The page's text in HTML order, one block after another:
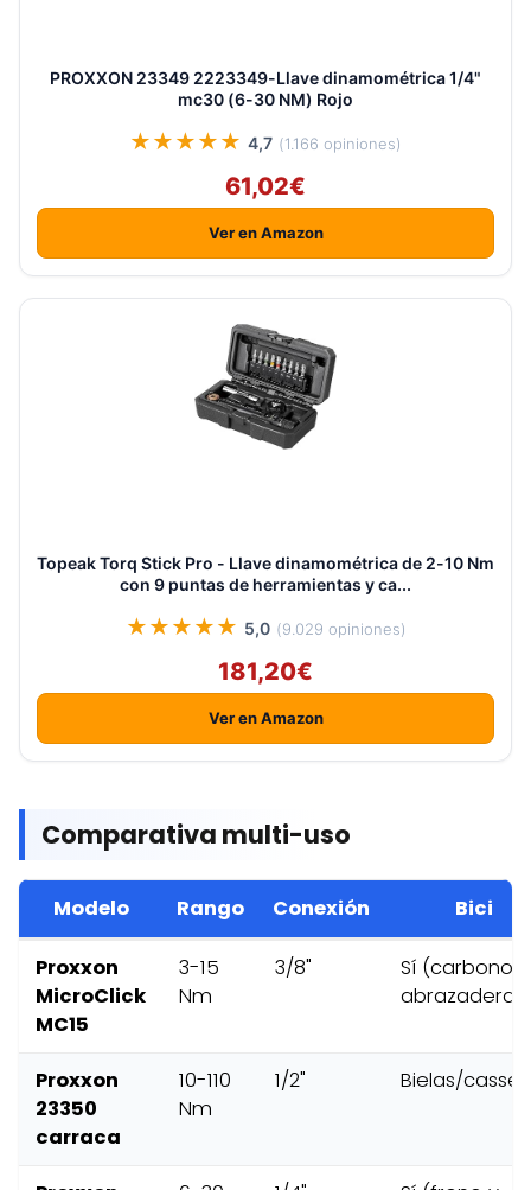
PROXXON 23349 2223349-Llave dinamométrica 1/4"
mc30 (6-30 NM) Rojo
★★★★★ 4,7 (1.166 opiniones)
61,02€
Ver en Amazon
Topeak Torq Stick Pro - Llave dinamométrica de 2-10 Nm
con 9 puntas de herramientas y ca...
★★★★★ 5,0 (9.029 opiniones)
181,20€
Ver en Amazon
Comparativa multi-uso
Modelo Rango Conexión Bici
Proxxon
MicroClick
MC15
3-15
Nm
3/8"
Sí (carbono y
Proxxon
23350
carraca
10-110
Nm
1/2" Bielas/